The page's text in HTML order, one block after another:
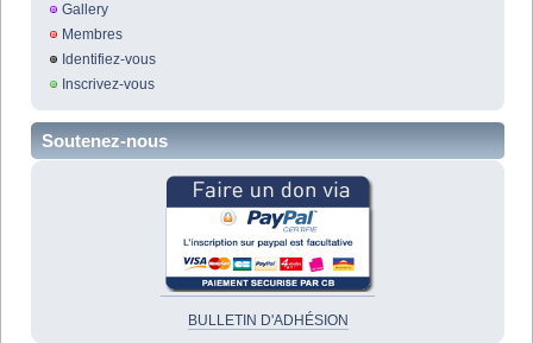
Gallery
Membres
Identifiez-vous
Inscrivez-vous
Soutenez-nous
BULLETIN D'ADHÉSION